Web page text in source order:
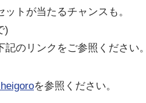
トが当たるチャンスも。
)
のリンクをご参照ください。
を参照ください。